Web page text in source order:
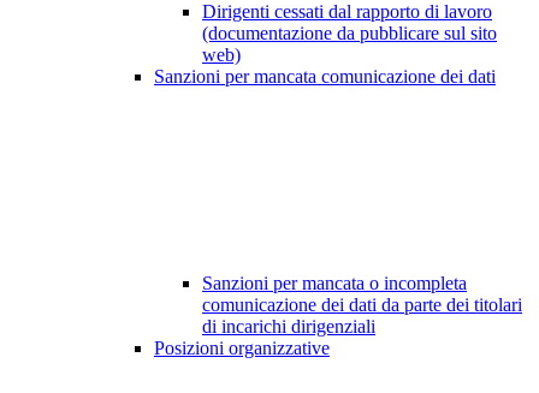
Dirigenti cessati dal rapporto di lavoro
(documentazione da pubblicare sul sito
web)
Sanzioni per mancata comunicazione dei dati
Sanzioni per mancata o incompleta
comunicazione dei dati da parte dei titolari
di incarichi dirigenziali
Posizioni organizzative